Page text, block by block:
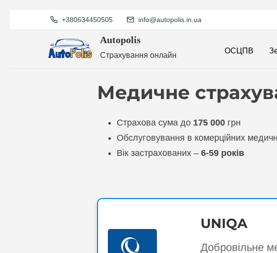
+380634450505 info@autopolis.in.ua
Autopolis
Страхування онлайн
ОСЦПВ
Медичне
Страхова сума до 175 000 грн
Обслуговування в комерційних
Вік застрахованих – 6-59 років
UNIQA
Добровільне